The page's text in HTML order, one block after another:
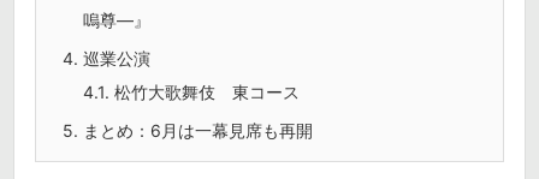
嗚尊―』
4. 巡業公演
4.1. 松竹大歌舞伎 東コース
5. まとめ：6月は一幕見席も再開